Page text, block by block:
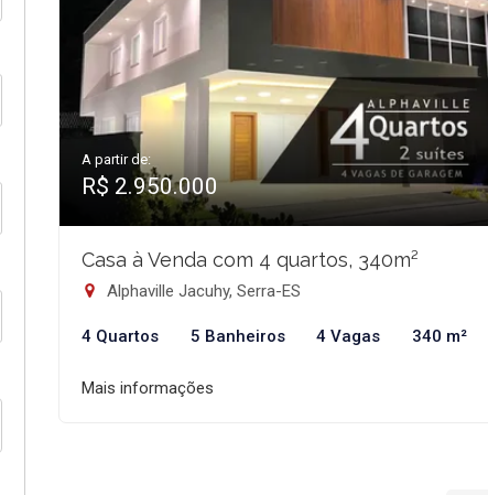
A partir de:
R$ 2.950.000
Casa à Venda com 4 quartos, 340m²
Alphaville Jacuhy, Serra-ES
4 Quartos 5 Banheiros 4 Vagas 340 m²
Mais informações